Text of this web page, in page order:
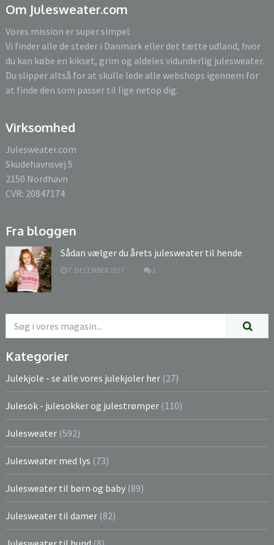
Om Julesweater.com
Vores mission er super simpel:
Vi finder alle de steder i Danmark eller det tætte udland, hvor
du kan købe en kikset, grim og aldeles vidunderlig julesweater.
Du slipper altså for at skulle lede alle webshops igennem for
at finde den som passer til lige netop dig.
Virksomhed
Julesweater.com
Skudehavnsvej 5
2150 Nordhavn
CVR: 20847174
Fra bloggen
Sådan vælger du årets julesweater til hende
7. DECEMBER 2017 1
Kategorier
Julekjole - se alle vores julekjoler her (27)
Julesok - julesokker og julestrømper (110)
Julesweater (592)
Julesweater med lys (73)
Julesweater til børn og baby (89)
Julesweater til damer (82)